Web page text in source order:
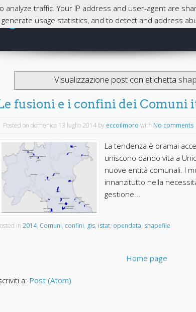
Skip to content
Visualizzazione post con etichetta
fusioni e i confini dei Comuni
Posted on domenica 13 luglio 2014 by eccoilmoro with No comments
La tendenza è oramai
uniscono dando vita a
nuove entità comunali. I
innanzitutto nella
gestione...
in 2014, Comuni, confini, gis, istat, opendata, shapefile
Home page
a: Post (Atom)
traffic. Your IP address and user-agent are
usage statistics, and to detect and address